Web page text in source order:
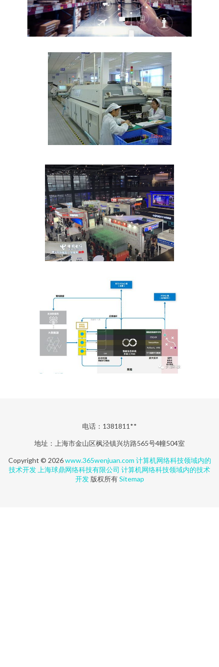
电话：1381811**
地址：上海市金山区枫泾镇兴坊路565号4幢504室
Copyright © 2026www.365wenjuan.com 计算机网络科技领域内的
技术开发 上海球鼎网络科技有限公司 计算机网络科技领域内的技术
开发版权所有Sitemap